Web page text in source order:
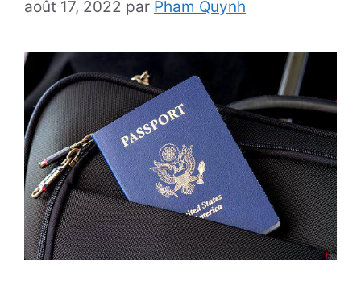
août 17, 2022 par Pham Quynh